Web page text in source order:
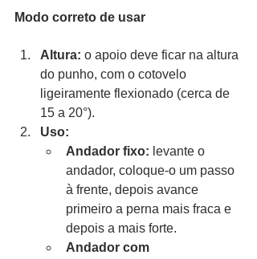
Modo correto de usar
Altura: o apoio deve ficar na altura
do punho, com o cotovelo
ligeiramente flexionado (cerca de
15 a 20°).
Uso:
Andador fixo: levante o
andador, coloque-o um passo
à frente, depois avance
primeiro a perna mais fraca e
depois a mais forte.
Andador com